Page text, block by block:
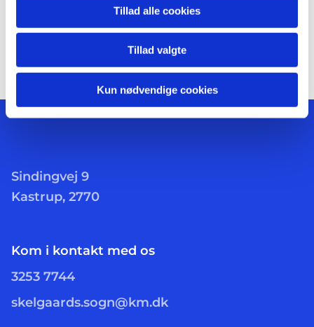
Tillad alle cookies
Tillad valgte
Kun nødvendige cookies
Sindingvej 9
Kastrup, 2770
Kom i kontakt med os
3253 7744
skelgaards.sogn@km.dk